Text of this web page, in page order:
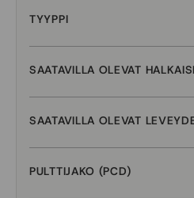
TYYPPI
SAATAVILLA OLEVAT
SAATAVILLA OLEVAT
PULTTIJAKO (PCD)